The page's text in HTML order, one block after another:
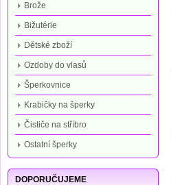
Brože
Bižutérie
Dětské zboží
Ozdoby do vlasů
Šperkovnice
Krabičky na šperky
Čističe na stříbro
Ostatní šperky
DOPORUČUJEME